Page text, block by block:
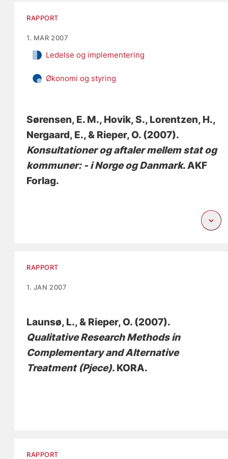
RAPPORT
1. MAR 2007
Ledelse og implementering
Økonomi og styring
Sørensen, E. M., Hovik, S., Lorentzen, H.,
Nergaard, E., & Rieper, O. (2007).
Konsultationer og aftaler mellem stat og
kommuner: - i Norge og Danmark. AKF
Forlag.
RAPPORT
1. JAN 2007
Launsø, L., & Rieper, O. (2007).
Qualitative Research Methods in
Complementary and Alternative
Treatment (Pjece). KORA.
RAPPORT